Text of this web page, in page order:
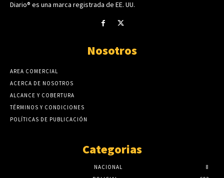
Diario® es una marca registrada de EE. UU.
Nosotros
AREA COMERCIAL
ACERCA DE NOSOTROS
ALCANCE Y COBERTURA
TÉRMINOS Y CONDICIONES
POLÍTICAS DE PUBLICACIÓN
Categorias
NACIONAL
8